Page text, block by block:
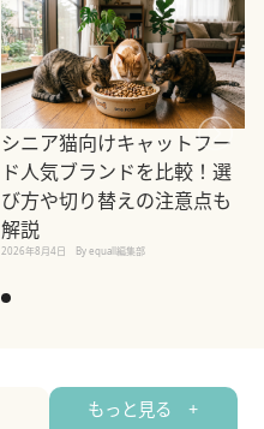
シニア猫向けキャットフー
ド人気ブランドを比較！選
び方や切り替えの注意点も
解説
2026年8月4日 By equall編集部
もっと見る +